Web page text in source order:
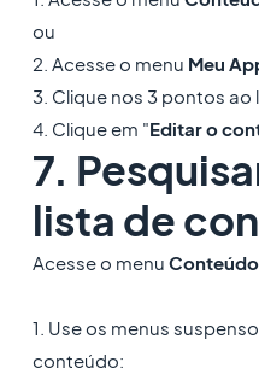
ou
2. Acesse o menu Meu
3. Clique nos 3 pontos
4. Clique em "Editar o
7.
lista de
Acesse o menu
1. Use os menus
conteúdo: